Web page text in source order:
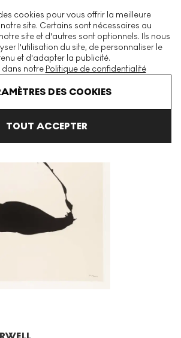
cookies pour vous offrir la meilleure
site. Certains sont nécessaires au
site et d'autres sont optionnels. Ils nous
l'utilisation du site, de personnaliser le
et d'adapter la publicité.
dans notre Politique de confidentialité
DES COOKIES
TOUT ACCEPTER
mondiale d'estampes et éditions
et contemporaines
Motherwell Africa Suite